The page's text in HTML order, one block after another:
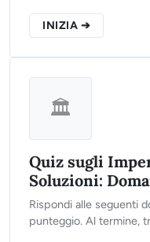
domande del nostro
livello di preparazione!
INIZIA ➔
🏛️
Quiz sugli
Soluzioni:
Rispondi alle seguenti
punteggio. Al termine,